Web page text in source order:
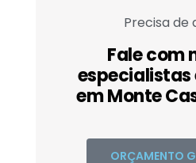
Precisa de
Fale com
especialistas
em Monte
ORÇAMENTO